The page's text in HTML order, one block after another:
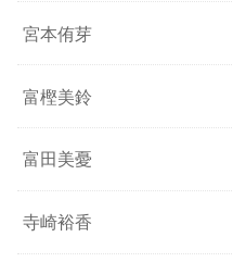
宮本侑芽
富樫美鈴
富田美憂
寺崎裕香